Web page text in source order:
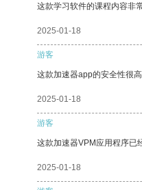
这款学习软件的课程内容非
2025-01-18
游客
这款加速器app的安全性很
2025-01-18
游客
这款加速器VPM应用程序已
2025-01-18